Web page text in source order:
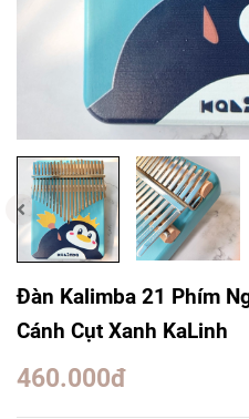
Đàn Kalimba 21 Phím
Cánh Cụt Xanh KaLinh
460.000đ